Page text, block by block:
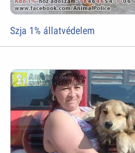
Szja 1% állatvédelem